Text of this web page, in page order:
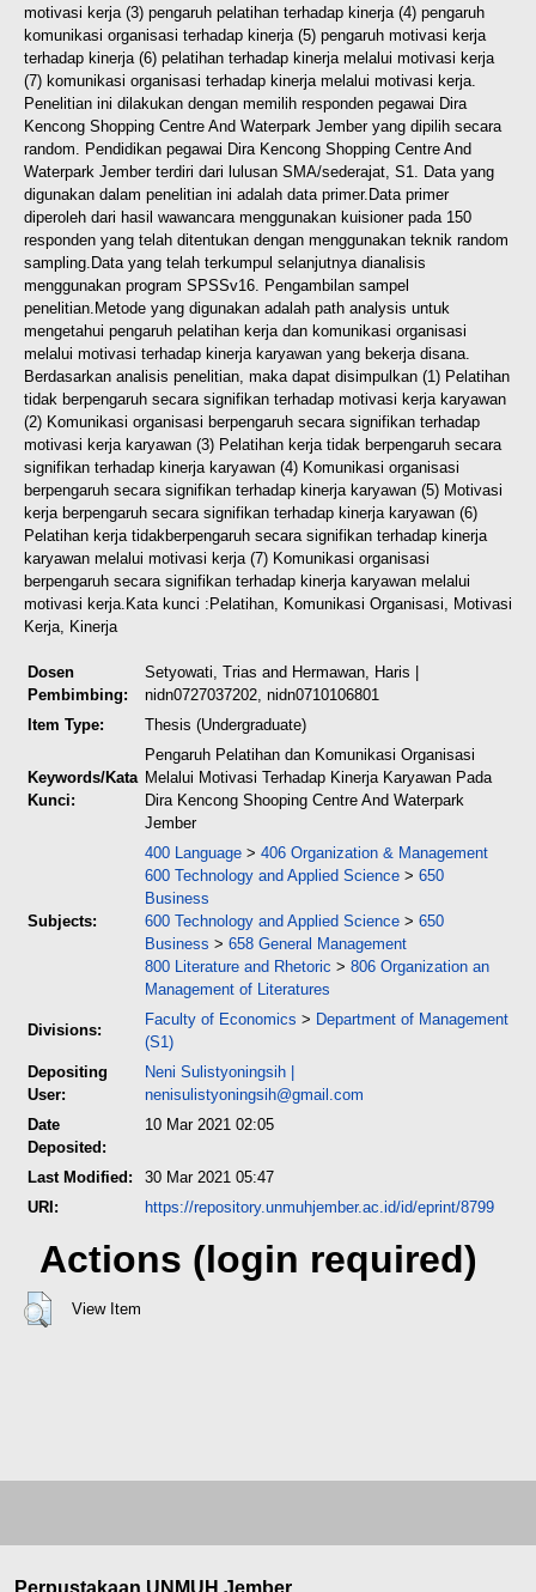
motivasi kerja (3) pengaruh pelatihan terhadap kinerja (4) pengaruh
komunikasi organisasi terhadap kinerja (5) pengaruh motivasi kerja
terhadap kinerja (6) pelatihan terhadap kinerja melalui motivasi kerja
(7) komunikasi organisasi terhadap kinerja melalui motivasi kerja.
Penelitian ini dilakukan dengan memilih responden pegawai Dira
Kencong Shopping Centre And Waterpark Jember yang dipilih secara
random. Pendidikan pegawai Dira Kencong Shopping Centre And
Waterpark Jember terdiri dari lulusan SMA/sederajat, S1. Data yang
digunakan dalam penelitian ini adalah data primer.Data primer
diperoleh dari hasil wawancara menggunakan kuisioner pada 150
responden yang telah ditentukan dengan menggunakan teknik random
sampling.Data yang telah terkumpul selanjutnya dianalisis
menggunakan program SPSSv16. Pengambilan sampel
penelitian.Metode yang digunakan adalah path analysis untuk
mengetahui pengaruh pelatihan kerja dan komunikasi organisasi
melalui motivasi terhadap kinerja karyawan yang bekerja disana.
Berdasarkan analisis penelitian, maka dapat disimpulkan (1) Pelatihan
tidak berpengaruh secara signifikan terhadap motivasi kerja karyawan
(2) Komunikasi organisasi berpengaruh secara signifikan terhadap
motivasi kerja karyawan (3) Pelatihan kerja tidak berpengaruh secara
signifikan terhadap kinerja karyawan (4) Komunikasi organisasi
berpengaruh secara signifikan terhadap kinerja karyawan (5) Motivasi
kerja berpengaruh secara signifikan terhadap kinerja karyawan (6)
Pelatihan kerja tidakberpengaruh secara signifikan terhadap kinerja
karyawan melalui motivasi kerja (7) Komunikasi organisasi
berpengaruh secara signifikan terhadap kinerja karyawan melalui
motivasi kerja. Kata kunci :Pelatihan, Komunikasi Organisasi, Motivasi
Kerja, Kinerja
Dosen
Pembimbing:
Setyowati, Trias and Hermawan, Haris |
nidn0727037202, nidn0710106801
Item Type:
Thesis (Undergraduate)
Keywords/Kata
Kunci:
Pengaruh Pelatihan dan Komunikasi Organisasi
Melalui Motivasi Terhadap Kinerja Karyawan Pada
Dira Kencong Shooping Centre And Waterpark
Jember
Subjects:
400 Language > 406 Organization & Management
600 Technology and Applied Science > 650
Business
600 Technology and Applied Science > 650
Business > 658 General Management
800 Literature and Rhetoric > 806 Organization an
Management of Literatures
Divisions:
Faculty of Economics > Department of Management
(S1)
Depositing
User:
Neni Sulistyoningsih |
nenisulistyoningsih@gmail.com
Date
Deposited:
10 Mar 2021 02:05
Last Modified:
30 Mar 2021 05:47
URI:
https://repository.unmuhjember.ac.id/id/eprint/8799
Actions (login required)
View Item
Perpustakaan UNMUH Jember